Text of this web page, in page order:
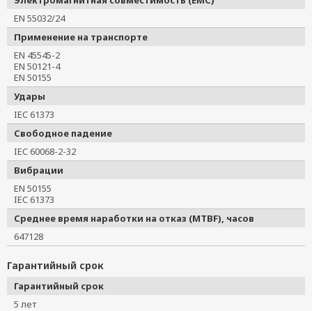
EN 55032/24
Применение на транспорте
EN 45545-2
EN 50121-4
EN 50155
Удары
IEC 61373
Свободное падение
IEC 60068-2-32
Вибрации
EN 50155
IEC 61373
Среднее время наработки на отказ (MTBF), часов
647128
Гарантийный срок
Гарантийный срок
5 лет